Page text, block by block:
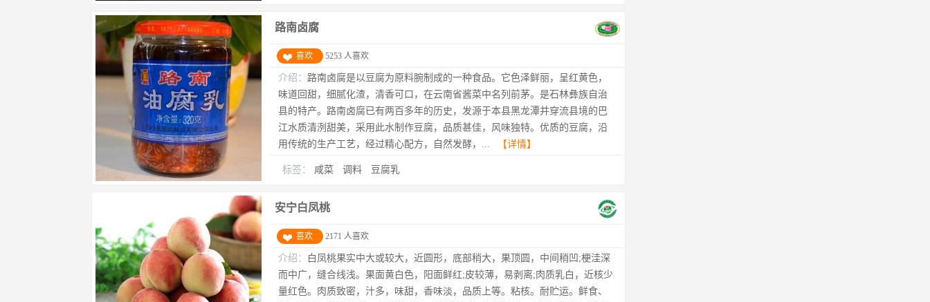
路南卤腐
喜欢 5253 人喜欢
介绍： 路南卤腐是以豆腐为原料腕制成的一种食品。它色泽鲜丽，呈红黄色，
味道回甜，细腻化渣，清香可口，在云南省酱菜中名列前茅。是石林彝族自治
县的特产。路南卤腐已有两百多年的历史，发源于本县黑龙潭并穿流县境的巴
江水质清洌甜美，采用此水制作豆腐，品质甚佳，风味独特。优质的豆腐，沿
用传统的生产工艺，经过精心配方，自然发酵，...
【详情】
标签： 咸菜 调料 豆腐乳
安宁白凤桃
喜欢 2171 人喜欢
介绍：
白凤桃果实中大或较大，近圆形，底部稍大，果顶圆，中间稍凹;梗洼深
而中广，缝合线浅。果面黄白色，阳面鲜红;皮较薄，易剥离;肉质乳白，近核少
量红色。肉质致密，汁多，味甜，香味淡，品质上等。粘核。耐贮运。鲜食、